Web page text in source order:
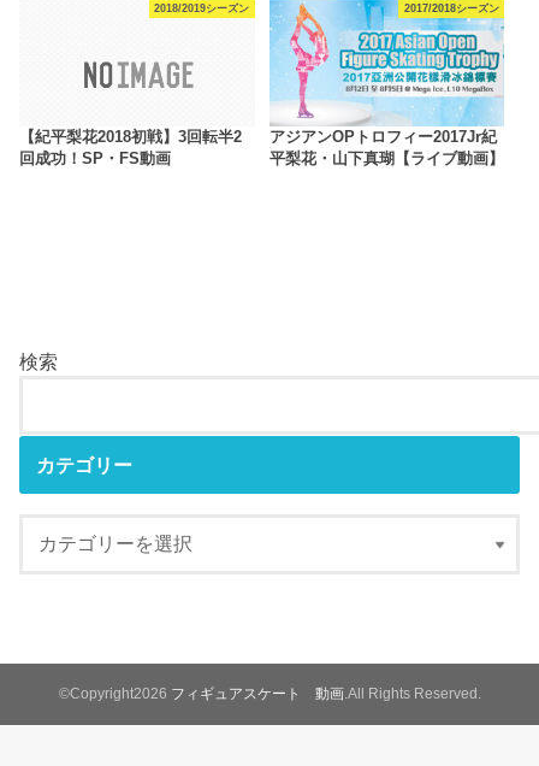
2018/2019シーズン
【紀平梨花2018初戦】3回転半2
回成功！SP・FS動画
2017/2018シーズン
アジアンOPトロフィー2017Jr紀
平梨花・山下真瑚【ライブ動画】
検索
カテゴリー
©Copyright2026 フィギュアスケート 動画.All Rights Reserved.